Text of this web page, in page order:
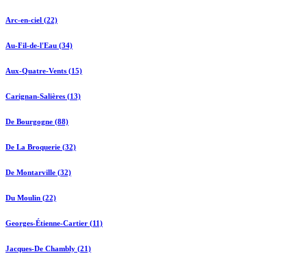
Arc-en-ciel (22)
Au-Fil-de-l'Eau (34)
Aux-Quatre-Vents (15)
Carignan-Salières (13)
De Bourgogne (88)
De La Broquerie (32)
De Montarville (32)
Du Moulin (22)
Georges-Étienne-Cartier (11)
Jacques-De Chambly (21)